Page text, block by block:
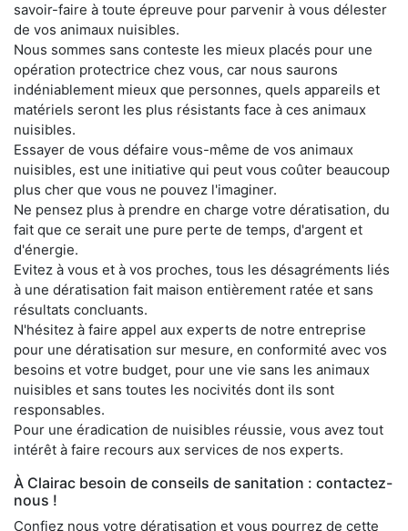
savoir-faire à toute épreuve pour parvenir à vous délester
de vos animaux nuisibles.
Nous sommes sans conteste les mieux placés pour une
opération protectrice chez vous, car nous saurons
indéniablement mieux que personnes, quels appareils et
matériels seront les plus résistants face à ces animaux
nuisibles.
Essayer de vous défaire vous-même de vos animaux
nuisibles, est une initiative qui peut vous coûter beaucoup
plus cher que vous ne pouvez l'imaginer.
Ne pensez plus à prendre en charge votre dératisation, du
fait que ce serait une pure perte de temps, d'argent et
d'énergie.
Evitez à vous et à vos proches, tous les désagréments liés
à une dératisation fait maison entièrement ratée et sans
résultats concluants.
N'hésitez à faire appel aux experts de notre entreprise
pour une dératisation sur mesure, en conformité avec vos
besoins et votre budget, pour une vie sans les animaux
nuisibles et sans toutes les nocivités dont ils sont
responsables.
Pour une éradication de nuisibles réussie, vous avez tout
intérêt à faire recours aux services de nos experts.
À Clairac besoin de conseils de sanitation : contactez-
nous !
Confiez nous votre dératisation et vous pourrez de cette